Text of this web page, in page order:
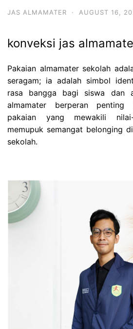
JAS ALMAMATER · AUGUST 16,
konveksi jas
Pakaian almamater sekolah
seragam; ia adalah simbol
rasa bangga bagi siswa dan
almamater berperan penting
pakaian yang mewakili
memupuk semangat belonging
sekolah.